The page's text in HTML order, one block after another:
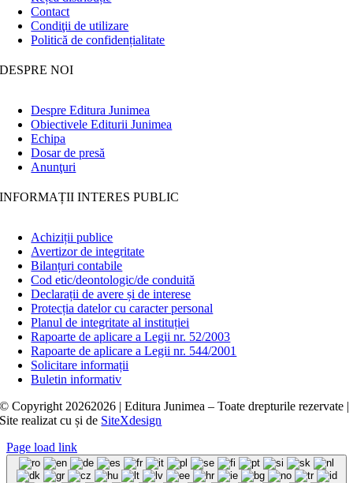
Contact
Condiţii de utilizare
Politică de confidențialitate
DESPRE NOI
Despre Editura Junimea
Obiectivele Editurii Junimea
Echipa
Dosar de presă
Anunţuri
INFORMAȚII INTERES PUBLIC
Achiziții publice
Avertizor de integritate
Bilanțuri contabile
Cod etic/deontologic/de conduită
Declarații de avere și de interese
Protecția datelor cu caracter personal
Planul de integritate al instituției
Rapoarte de aplicare a Legii nr. 52/2003
Rapoarte de aplicare a Legii nr. 544/2001
Solicitare informații
Buletin informativ
© Copyright 20262026 | Editura Junimea – Toate drepturile rezervate |
Site realizat cușide SiteXdesign
Page load link